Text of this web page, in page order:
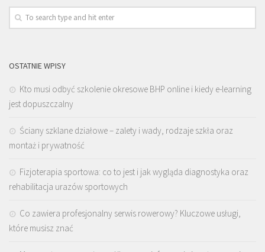
OSTATNIE WPISY
Kto musi odbyć szkolenie okresowe BHP online i kiedy e-learning
jest dopuszczalny
Ściany szklane działowe – zalety i wady, rodzaje szkła oraz
montaż i prywatność
Fizjoterapia sportowa: co to jest i jak wygląda diagnostyka oraz
rehabilitacja urazów sportowych
Co zawiera profesjonalny serwis rowerowy? Kluczowe usługi,
które musisz znać